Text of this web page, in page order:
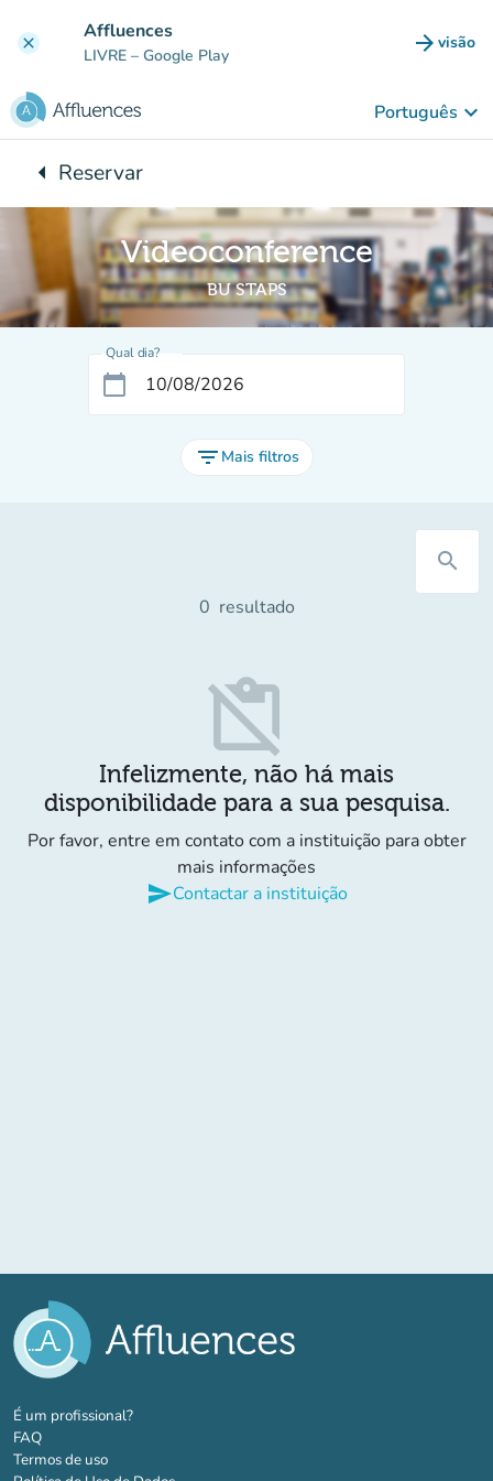
clear Affluences
LIVRE – Google Play arrow_forward visão
(novo
Português keyboard_arrow_down
arrow_leftVoltar para:
Reservar
Videoconference
BU STAPS
Qual dia?
calendar_today
filter_list Mais filtros
search
0 resultado
content_paste_off
Infelizmente, não há mais
disponibilidade para a sua pesquisa.
Por favor, entre em contato com a instituição para obter
mais informações
sendContactar a instituição
É um profissional?(novo separador)
FAQ
Termos de uso